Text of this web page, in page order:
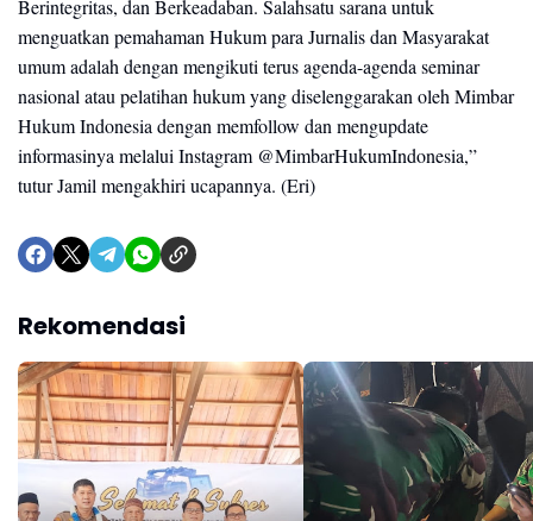
Berintegritas, dan Berkeadaban. Salahsatu sarana untuk
menguatkan pemahaman Hukum para Jurnalis dan Masyarakat
umum adalah dengan mengikuti terus agenda-agenda seminar
nasional atau pelatihan hukum yang diselenggarakan oleh Mimbar
Hukum Indonesia dengan memfollow dan mengupdate
informasinya melalui Instagram @MimbarHukumIndonesia,”
tutur Jamil mengakhiri ucapannya. (Eri)
Rekomendasi